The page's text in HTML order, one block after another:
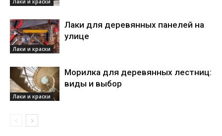
Лаки и краски
Лаки и краски
Лаки для деревянных панелей на
улице
Лаки и краски
Морилка для деревянных лестниц:
виды и выбор